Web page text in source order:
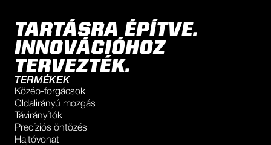
TARTÁSRA ÉPÍTVE.
INNOVÁCIÓHOZ
TERVEZTÉK.
TERMÉKEK
Közép-forgácsok
Oldalirányú mozgás
Távirányítók
Precíziós öntözés
Hajtóvonat